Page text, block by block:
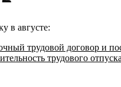
в августе:
трудовой договор и
трудового отпуска